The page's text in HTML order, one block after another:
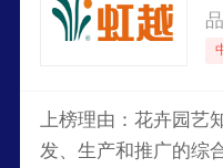
上榜理由：花卉园艺
发、生产和推广的综